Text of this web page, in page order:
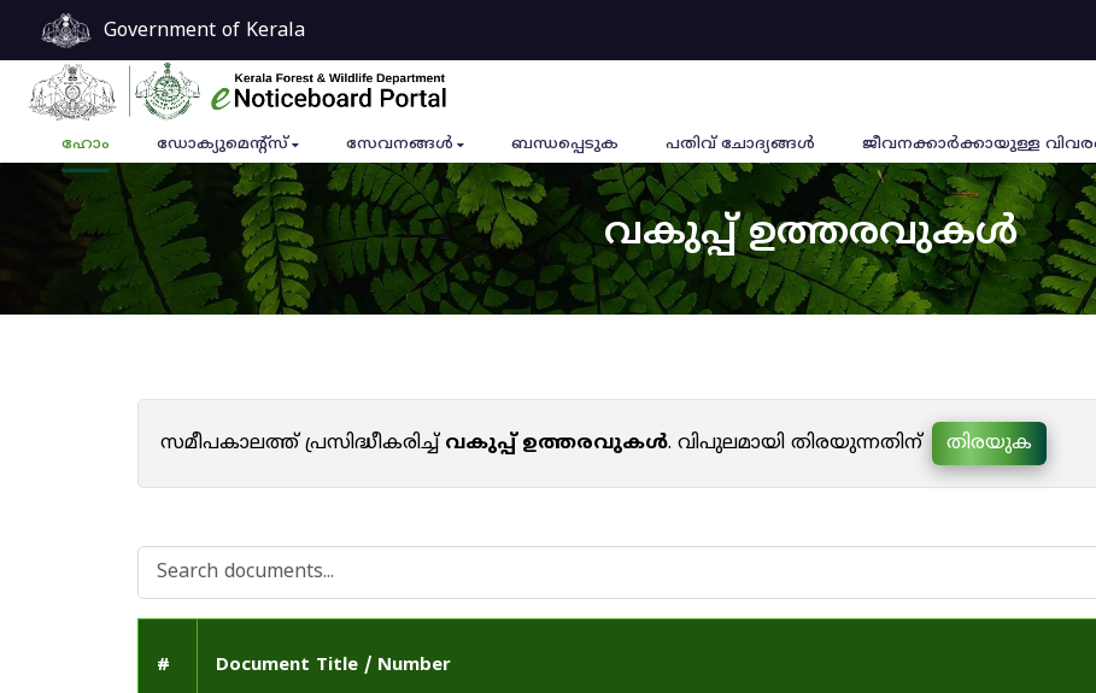
Government of Kerala
ഹോം ഡോക്യുമെൻ്റ്സ് സേവനങ്ങൾ ബന്ധപ്പെടുക പതിവ് ചോദ്യങ്ങൾ ജീവനക്കാര്‍ക്കായുള്ള
വകുപ്പ് ഉത്തരവുകൾ
സമീപകാലത്ത് പ്രസിദ്ധീകരിച്ച്വകുപ്പ് ഉത്തരവുകൾ. വിപുലമായി തിരയുന്നതിന് തിരയുക
# Document Title / Number